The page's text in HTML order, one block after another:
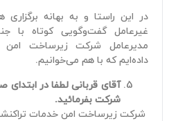
در این راستا و به بهانه برگزاری
غیرعامل گفت‌و‌گویی کوتاه با
مدیرعامل شرکت زیرساخت امن
داده‌ایم که با هم می‌خوانیم.
آقای قربانی لطفا در
شرکت بفرمائید.